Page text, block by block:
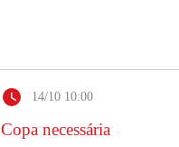
14/10 10:00
Copa necessária